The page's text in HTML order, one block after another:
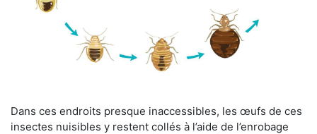
Dans ces endroits presque inaccessibles, les œufs de ces
insectes nuisibles y restent collés à l’aide de l’enrobage